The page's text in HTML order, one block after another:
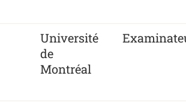
Université
de
Montréal